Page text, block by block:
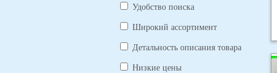
Удобство поиска
Широкий ассортимент
Детальность описания товара
Низкие цены